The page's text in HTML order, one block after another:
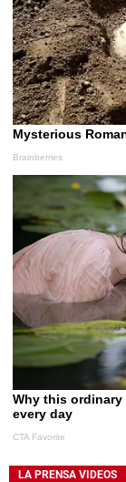
LA PRENSA VIDEOS